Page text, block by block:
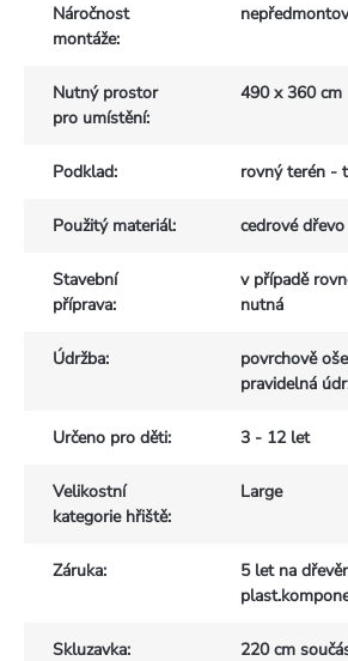
Náročnost
montáže:
Nutný prostor
pro umístění:
490 x 360 cm
Podklad: rovný terén -
Použitý materiál: cedrové dřevo
Stavební
příprava:
v případě
nutná
Údržba:
povrchově
pravidelná
Určeno pro děti: 3 - 12 let
Velikostní
kategorie hřiště:
Large
Záruka:
5 let na
Skluzavka:
220 cm